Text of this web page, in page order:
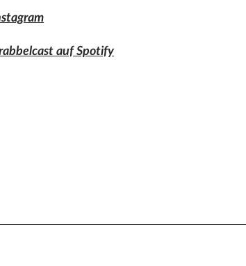
Seite Die Villa Folke Bernadotte auf Instagram
Seite Brabbelcast auf Spotify
auf Spotify